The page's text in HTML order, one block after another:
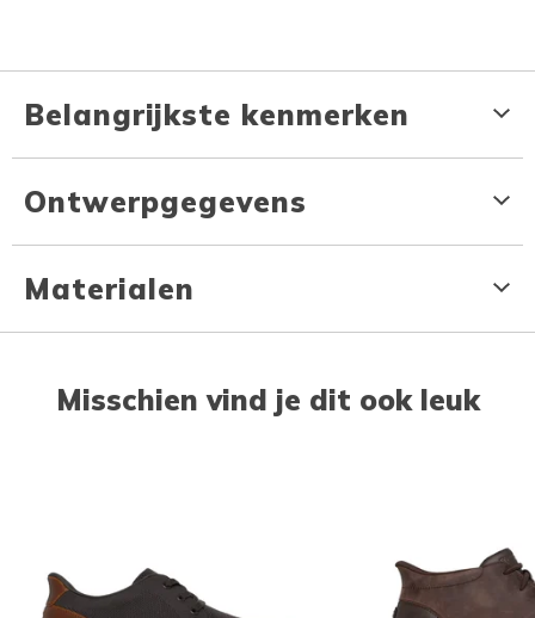
Belangrijkste kenmerken
Ontwerpgegevens
Materialen
Misschien vind je dit ook leuk